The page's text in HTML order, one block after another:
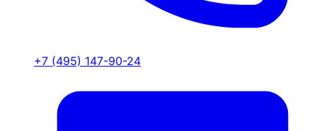
+7 (495) 147-90-24